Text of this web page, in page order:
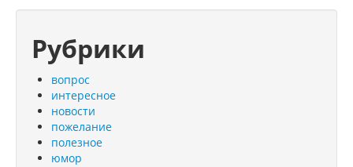
Рубрики
вопрос
интересное
новости
пожелание
полезное
юмор